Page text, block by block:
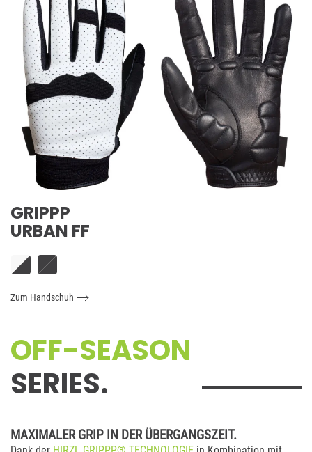
GRIPPP
URBAN FF
Zum Handschuh
OFF-SEASON
SERIES.
MAXIMALER GRIP IN DER ÜBERGANGSZEIT.